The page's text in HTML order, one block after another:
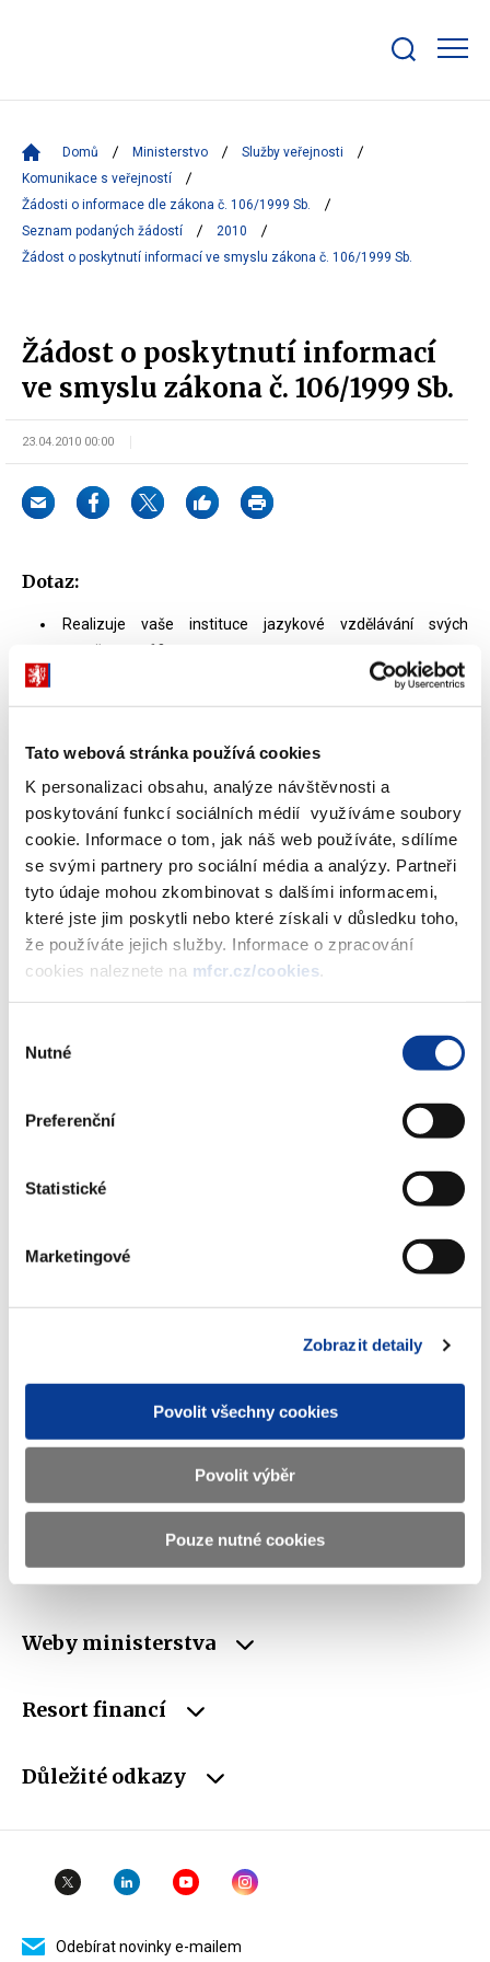
Tato webová stránka používá cookies
K personalizaci obsahu, analýze návštěvnosti a
poskytování funkcí sociálních médií využíváme soubory
cookie. Informace o tom, jak náš web používáte, sdílíme
se svými partnery pro sociální média a analýzy. Partneři
tyto údaje mohou zkombinovat s dalšími informacemi,
které jste jim poskytli nebo které získali v důsledku toho,
že používáte jejich služby. Informace o zpracování
cookies naleznete na mfcr.cz/cookies.
souhlasu
Nutné
Preferenční
Statistické
Marketingové
Zobrazit detaily
Povolit všechny cookies
Povolit výběr
Pouze nutné cookies
bar
Domů Ministerstvo
Služby veřejnosti
Komunikace s veřejností
Žádosti o informace dle zákona č. 106/1999 Sb.
Seznam podaných žádostí
2010
Žádost o poskytnutí informací ve smyslu zákona č. 106/1999 Sb.
Žádost o poskytnutí informací
ve smyslu zákona č. 106/1999 Sb.
23.04.2010 00:00
Dotaz:
Realizuje vaše instituce jazykové vzdělávání svých
zaměstnanců?
Plánuje Vaše instituce v blízké budoucnosti začít jazykové
vzdělávání svých zaměstnanců?
Odpověď:
Ano, Ministerstvo financí realizuje jazykové vzdělávání
svých zaměstnanců.
30.11.2005.
Tuto agendu má v kompetenci oddělení Přípravy a
Doporučeno479 ×
Ministerstvo financí ČR
podatelna@mf.gov.cz
DIČ CZ00006947
schránky
xzeaauv
Weby ministerstva
Resort financí
Důležité odkazy
Odebírat novinky e-mailem